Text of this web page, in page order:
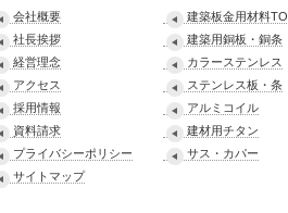
会社概要
社長挨拶
経営理念
アクセス
採用情報
資料請求
プライバシーポリシー
サイトマップ
建築板金用材料
建築用銅板・銅条
カラーステンレス
ステンレス板・条
アルミコイル
建材用チタン
サス・カパー